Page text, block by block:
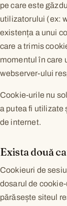
pe care este
utilizatorului (ex:
existența a unui
care a trimis
momentul în care
webserver-ului
Cookie-urile nu
a putea fi utilizate
de internet.
Exista două
Cookieuri de
dosarul de
părăsește siteul